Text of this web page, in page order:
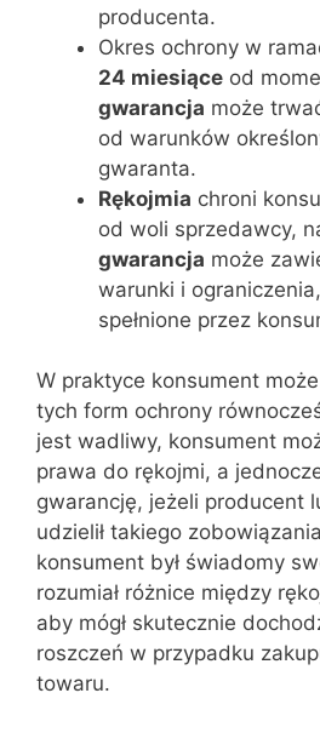
producenta.
Okres ochrony w
24 miesiące od
gwarancja może
od warunków
gwaranta.
Rękojmia chroni
od woli sprzedawcy,
gwarancja może
warunki i
spełnione przez
W praktyce konsument
tych form ochrony
jest wadliwy, konsument
prawa do rękojmi, a
gwarancję, jeżeli producent
udzielił takiego
konsument był świadomy
rozumiał różnice między
aby mógł skutecznie
roszczeń w przypadku
towaru.